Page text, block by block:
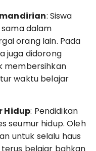
: Siswa
dalam
orang lain. Pada
juga didorong
membersihkan
waktu belajar
Hidup: Pendidikan
seumur hidup. Oleh
untuk selalu haus